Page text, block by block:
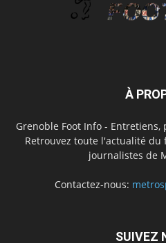
À
Grenoble Foot Info -
Retrouvez toute l'actualité
journalistes de
Contactez-nous:
SUIVEZ